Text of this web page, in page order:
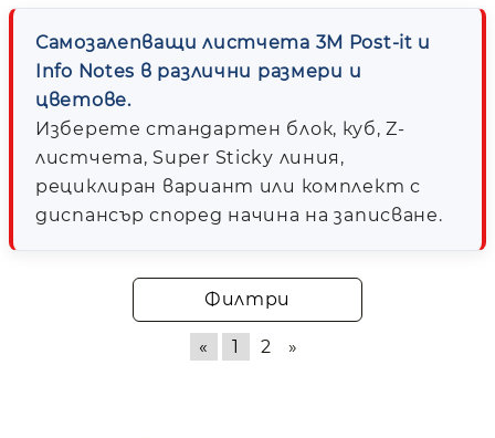
Самозалепващи листчета 3M Post-it и
Info Notes в различни размери и
цветове.
Изберете стандартен блок, куб, Z-
листчета, Super Sticky линия,
рециклиран вариант или комплект с
диспансър според начина на записване.
Филтри
« 1 2 »